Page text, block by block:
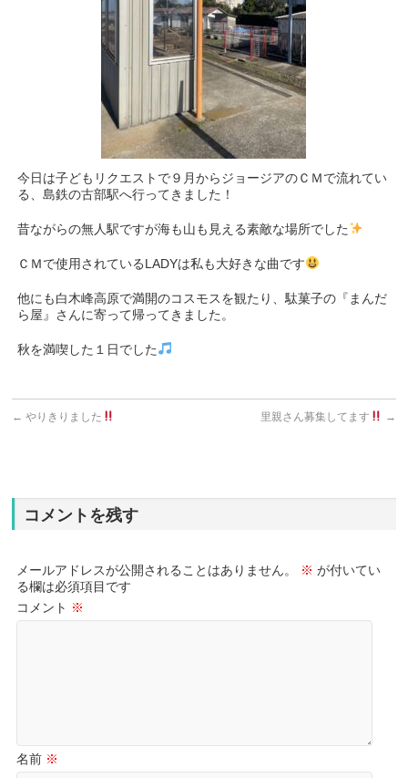
今日は子どもリクエストで９月からジョージアのＣＭで流れてい
る、島鉄の古部駅へ行ってきました！
昔ながらの無人駅ですが海も山も見える素敵な場所でした
ＣＭで使用されているLADYは私も大好きな曲です
他にも白木峰高原で満開のコスモスを観たり、駄菓子の『まんだ
ら屋』さんに寄って帰ってきました。
秋を満喫した１日でした
← やりきりました 里親さん募集してます →
コメントを残す
メールアドレスが公開されることはありません。 ※ が付いてい
る欄は必須項目です
コメント ※
名前 ※